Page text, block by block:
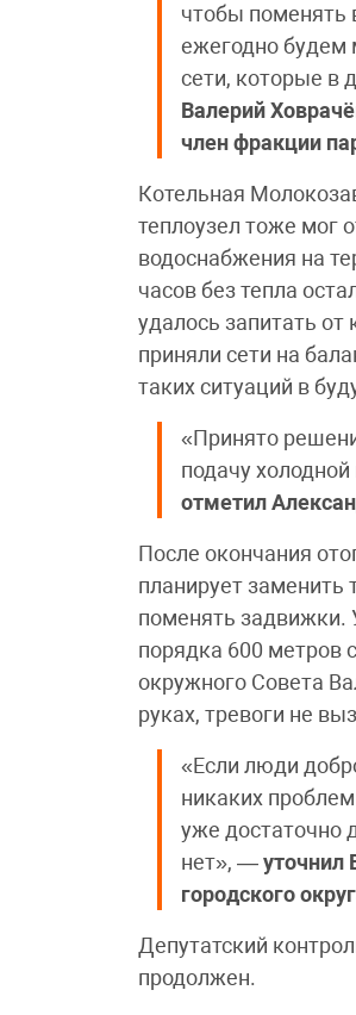
чтобы поменять
ежегодно будем
сети, которые в
Валерий
член фракции
Котельная
теплоузел тоже мог
водоснабжения на
часов без тепла
удалось запитать от
приняли сети на
таких ситуаций в
«Принято
подачу
отметил
После окончания
планирует заменить
поменять задвижки.
порядка 600 метров
окружного Совета
руках, тревоги не
«Если люди
никаких
уже достаточно
нет», —уточнил
городского
Депутатский
продолжен.